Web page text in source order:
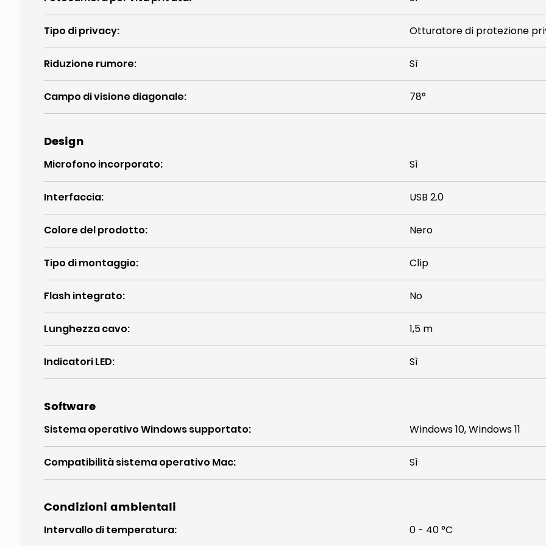
Tipo di privacy: Otturatore di protezione
Riduzione rumore: Sì
Campo di visione diagonale: 78°
Design
Microfono incorporato: Sì
Interfaccia: USB 2.0
Colore del prodotto: Nero
Tipo di montaggio: Clip
Flash integrato: No
Lunghezza cavo: 1,5 m
Indicatori LED: Sì
Software
Sistema operativo Windows supportato: Windows 10, Windows 11
Compatibilità sistema operativo Mac: Sì
Condizioni ambientali
Intervallo di temperatura: 0 - 40 °C